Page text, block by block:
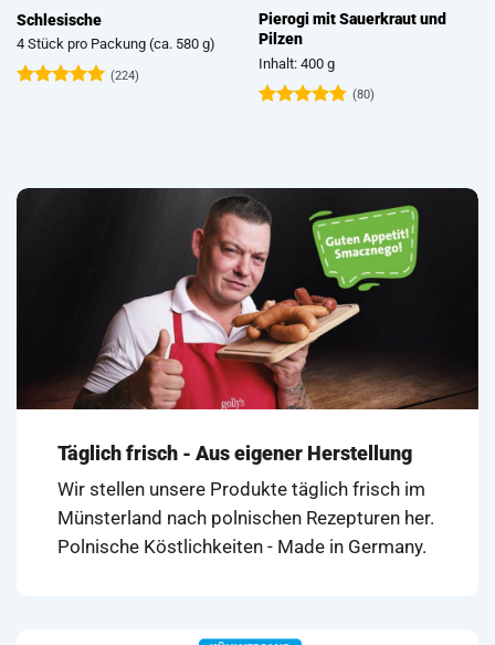
Schlesische
4 Stück pro Packung (ca. 580 g)
(224)
Pierogi mit Sauerkraut und
Pilzen
Inhalt: 400 g
(80)
Täglich frisch - Aus eigener Herstellung
Wir stellen unsere Produkte täglich frisch im
Münsterland nach polnischen Rezepturen her.
Polnische Köstlichkeiten - Made in Germany.